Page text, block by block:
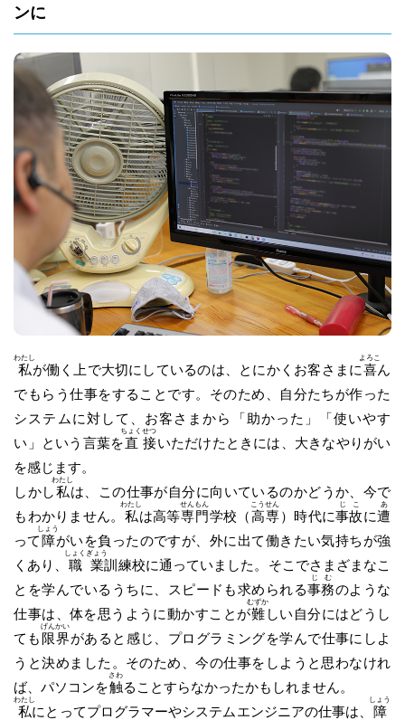
ンに
私
わたし
が働く上で大切にしているのは、とにかくお客さまに喜
よろこ
ん
でもらう仕事をすることです。そのため、自分たちが作った
システムに対して、お客さまから「助かった」「使いやす
い」という言葉を直
ちょく
接
せつ
いただけたときには、大きなやりがい
を感じます。
しかし私
わたし
は、この仕事が自分に向いているのかどうか、今で
もわかりません。 私
わたし
は高等専
せん
門
もん
学校（高
こう
専
せん
）時代に事
じ
故
こ
に遭
あ
って障
しょう
がいを負ったのですが、外に出て働きたい気持ちが強
くあり、 職
しょく
業
ぎょう
訓練校に通っていました。そこでさまざまなこ
とを学んでいるうちに、スピードも求められる事
じ
務
む
のような
仕事は、体を思うように動かすことが難
むずか
しい自分にはどうし
ても 限
げん
界
かい
があると感じ、プログラミングを学んで仕事にしよ
うと決めました。そのため、今の仕事をしようと思わなけれ
ば、パソコンを触
さわ
ることすらなかったかもしれません。
私
わたし
にとってプログラマーやシステムエンジニアの仕事は、 障
しょう